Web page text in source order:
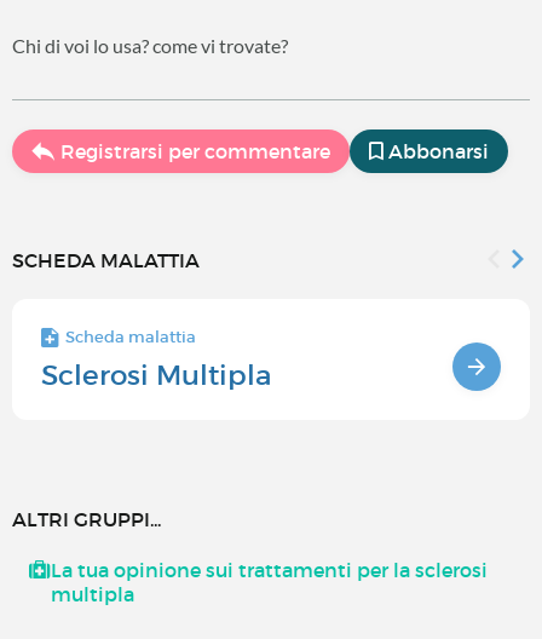
Chi di voi lo usa? come vi trovate?
Registrarsi per commentare Abbonarsi
SCHEDA MALATTIA
Scheda malattia
Sclerosi Multipla
ALTRI GRUPPI...
La tua opinione sui trattamenti per la sclerosi
multipla